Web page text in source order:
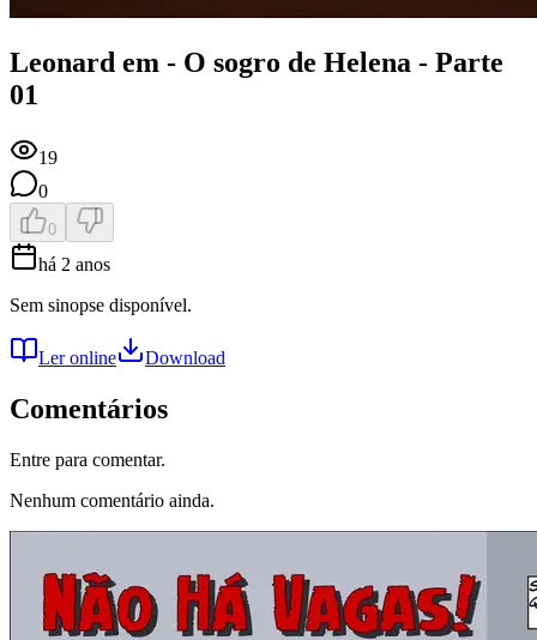
Leonard em - O sogro de Helena - Parte
01
19
0
0
há 2 anos
Sem sinopse disponível.
Ler online Download
Comentários
Entre para comentar.
Nenhum comentário ainda.